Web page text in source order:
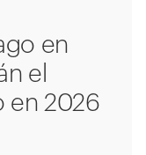
en
el
en 2026